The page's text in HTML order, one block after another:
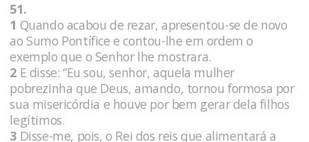
51.
1 Quando acabou de rezar, apresentou-se de novo
ao Sumo Pontífice e contou-lhe em ordem o
exemplo que o Senhor lhe mostrara.
2 E disse: “Eu sou, senhor, aquela mulher
pobrezinha que Deus, amando, tornou formosa por
sua misericórdia e houve por bem gerar dela filhos
legítimos.
3 Disse-me, pois, o Rei dos reis que alimentará a